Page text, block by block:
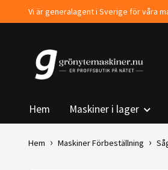
Vi är generalagent i Sverige för våra
Hem Maskiner i lager
Hem Maskiner Förbeställning